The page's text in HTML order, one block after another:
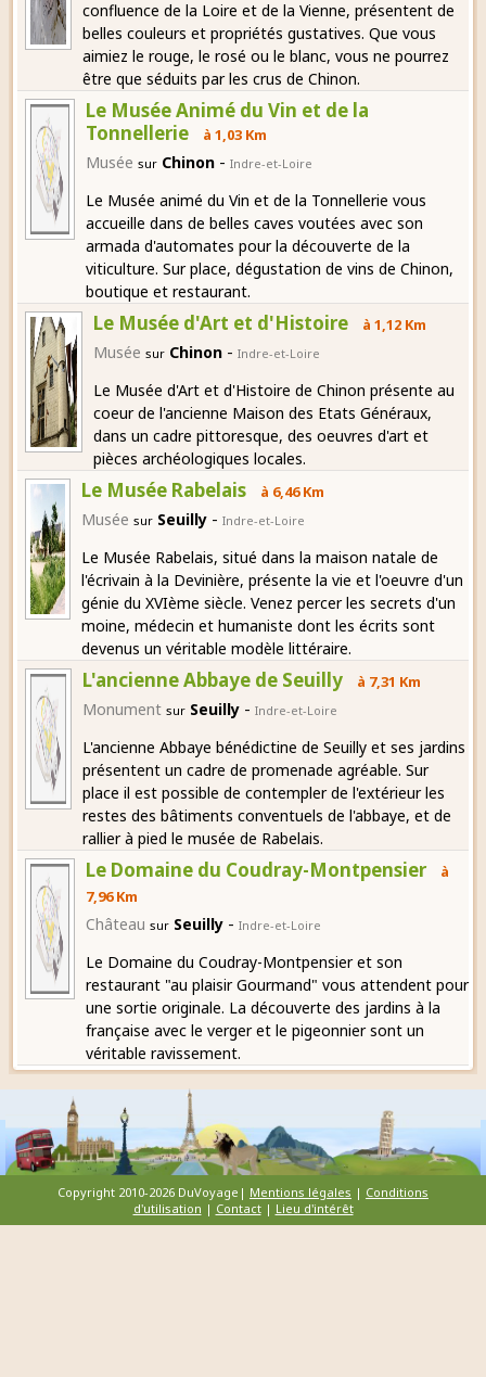
confluence de la Loire et de la Vienne, présentent de
belles couleurs et propriétés gustatives. Que vous
aimiez le rouge, le rosé ou le blanc, vous ne pourrez
être que séduits par les crus de Chinon.
Le Musée Animé du Vin et de la
Tonnellerie
à 1,03 Km
Musée sur Chinon -Indre-et-Loire
Le Musée animé du Vin et de la Tonnellerie vous
accueille dans de belles caves voutées avec son
armada d'automates pour la découverte de la
viticulture. Sur place, dégustation de vins de Chinon,
boutique et restaurant.
Le Musée d'Art et d'Histoire à 1,12 Km
Musée sur Chinon -Indre-et-Loire
Le Musée d'Art et d'Histoire de Chinon présente au
coeur de l'ancienne Maison des Etats Généraux,
dans un cadre pittoresque, des oeuvres d'art et
pièces archéologiques locales.
Le Musée Rabelais à 6,46 Km
Musée sur Seuilly -Indre-et-Loire
Le Musée Rabelais, situé dans la maison natale de
l'écrivain à la Devinière, présente la vie et l'oeuvre d'un
génie du XVIème siècle. Venez percer les secrets d'un
moine, médecin et humaniste dont les écrits sont
devenus un véritable modèle littéraire.
L'ancienne Abbaye de Seuilly à 7,31 Km
Monument sur Seuilly - Indre-et-Loire
L'ancienne Abbaye bénédictine de Seuilly et ses jardins
présentent un cadre de promenade agréable. Sur
place il est possible de contempler de l'extérieur les
restes des bâtiments conventuels de l'abbaye, et de
rallier à pied le musée de Rabelais.
Le Domaine du Coudray-Montpensier
à
7,96 Km
Château sur Seuilly - Indre-et-Loire
Le Domaine du Coudray-Montpensier et son
restaurant "au plaisir Gourmand" vous attendent pour
une sortie originale. La découverte des jardins à la
française avec le verger et le pigeonnier sont un
véritable ravissement.
Copyright 2010-2026 DuVoyage| Mentions légales | Conditions
d'utilisation | Contact| Lieu d'intérêt